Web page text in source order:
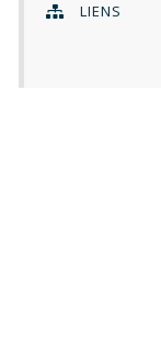
LIENS